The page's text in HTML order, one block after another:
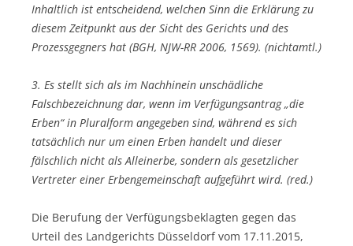
Inhaltlich ist entscheidend, welchen Sinn die Erklärung zu
diesem Zeitpunkt aus der Sicht des Gerichts und des
Prozessgegners hat (BGH, NJW-RR 2006, 1569). (nichtamtl.)
3. Es stellt sich als im Nachhinein unschädliche
Falschbezeichnung dar, wenn im Verfügungsantrag „die
Erben“ in Pluralform angegeben sind, während es sich
tatsächlich nur um einen Erben handelt und dieser
fälschlich nicht als Alleinerbe, sondern als gesetzlicher
Vertreter einer Erbengemeinschaft aufgeführt wird. (red.)
Die Berufung der Verfügungsbeklagten gegen das
Urteil des Landgerichts Düsseldorf vom 17.11.2015,